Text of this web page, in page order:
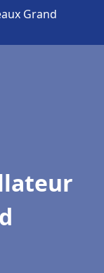
Grand